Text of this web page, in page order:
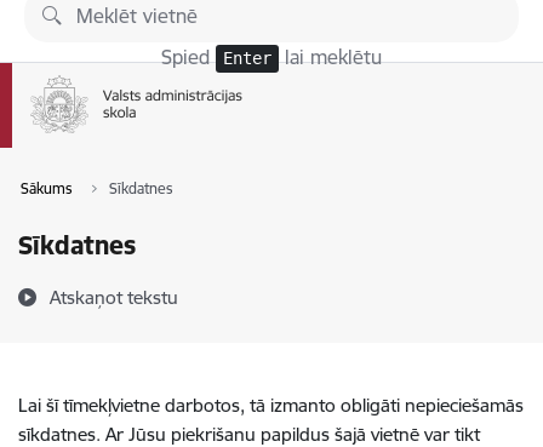
Pāriet uz lapas saturu
Spied Enter lai meklētu
Sākums Sīkdatnes
Sīkdatnes
Atskaņot tekstu
Lai šī tīmekļvietne darbotos, tā izmanto obligāti nepieciešamās
sīkdatnes. Ar Jūsu piekrišanu papildus šajā vietnē var tikt